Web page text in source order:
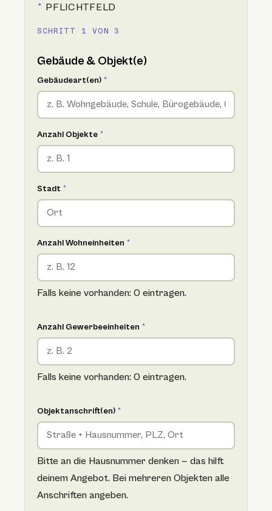
* PFLICHTFELD
SCHRITT 1 VON 3
Gebäude & Objekt(e)
Gebäudeart(en) *
Anzahl Objekte *
Stadt *
Anzahl Wohneinheiten *
Falls keine vorhanden: 0 eintragen.
Anzahl Gewerbeeinheiten *
Falls keine vorhanden: 0 eintragen.
Objektanschrift(en) *
Bitte an die Hausnummer denken — das hilft
deinem Angebot. Bei mehreren Objekten alle
Anschriften angeben.